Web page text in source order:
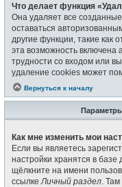
Что делает функция
Она удаляет все
оставаться
другие функции, такие как
эта возможность
трудности со входом или
удаление cookies может
Вернуться к началу
Как мне изменить мои
Если вы являетесь
настройки хранятся в
щёлкните на имени
ссылкеЛичный раздел.